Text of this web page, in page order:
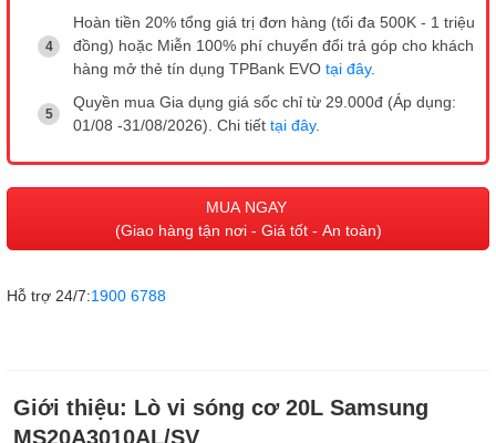
Hoàn tiền 20% tổng giá trị đơn hàng (tối đa 500K - 1 triệu
đồng) hoặc Miễn 100% phí chuyển đổi trả góp cho khách
hàng mở thẻ tín dụng TPBank EVO tại đây.
Quyền mua Gia dụng giá sốc chỉ từ 29.000đ (Áp dụng:
01/08 -31/08/2026). Chi tiết tại đây.
MUA NGAY
(Giao hàng tận nơi - Giá tốt - An toàn)
Hỗ trợ 24/7:1900 6788
Giới thiệu: Lò vi sóng cơ 20L Samsung
MS20A3010AL/SV